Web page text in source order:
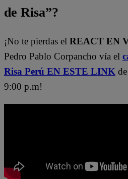
de Risa”?
¡No te pierdas el REACT EN
Pedro Pablo Corpancho vía el
Risa Perú EN ESTE LINK
9:00 p.m!